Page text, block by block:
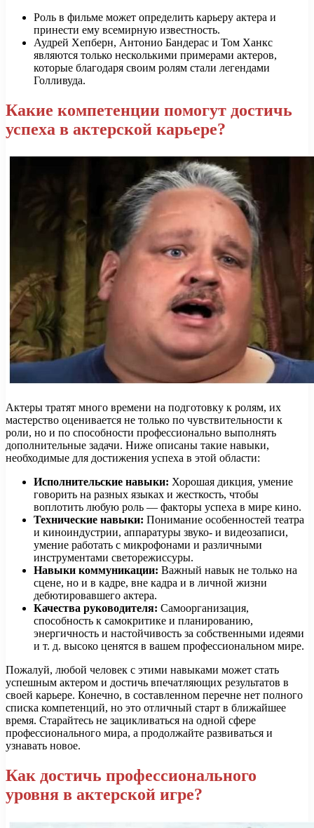
Роль в фильме может определить карьеру актера и
принести ему всемирную известность.
Аудрей Хепберн, Антонио Бандерас и Том Ханкс
являются только несколькими примерами актеров,
которые благодаря своим ролям стали легендами
Голливуда.
Какие компетенции помогут достичь
успеха в актерской карьере?
Актеры тратят много времени на подготовку к ролям, их
мастерство оценивается не только по чувствительности к
роли, но и по способности профессионально выполнять
дополнительные задачи. Ниже описаны такие навыки,
необходимые для достижения успеха в этой области:
Исполнительские навыки: Хорошая дикция, умение
говорить на разных языках и жесткость, чтобы
воплотить любую роль — факторы успеха в мире кино.
Технические навыки: Понимание особенностей театра
и киноиндустрии, аппаратуры звуко- и видеозаписи,
умение работать с микрофонами и различными
инструментами светорежиссуры.
Навыки коммуникации: Важный навык не только на
сцене, но и в кадре, вне кадра и в личной жизни
дебютировавшего актера.
Качества руководителя: Самоорганизация,
способность к самокритике и планированию,
энергичность и настойчивость за собственными идеями
и т. д. высоко ценятся в вашем профессиональном мире.
Пожалуй, любой человек с этими навыками может стать
успешным актером и достичь впечатляющих результатов в
своей карьере. Конечно, в составленном перечне нет полного
списка компетенций, но это отличный старт в ближайшее
время. Старайтесь не зацикливаться на одной сфере
профессионального мира, а продолжайте развиваться и
узнавать новое.
Как достичь профессионального
уровня в актерской игре?